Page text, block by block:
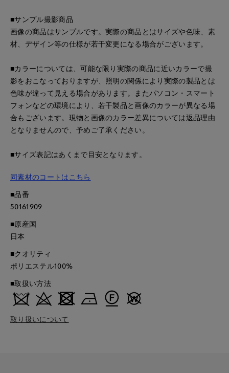
■サンプル撮影商品
画像の商品はサンプルです。実際の商品とはサイズや色味、素
材、デザイン等の仕様が若干変更になる場合がございます。
■カラーについては、可能な限り実際の商品に近いカラーで撮
影をおこなっておりますが、照明の関係により実際の製品とは
色味が違って見える場合があります。またパソコン・スマート
フォンなどの環境により、若干製品と画像のカラーが異なる場
合もございます。現物と画像のカラー差異については返品理由
となりませんので、予めご了承ください。
■サイズ表記はあくまで目安となります。
同素材のコートはこちら
■品番
50161909
■原産国
日本
■クオリティ
ポリエステル100%
■取扱い方法
取り扱いについて